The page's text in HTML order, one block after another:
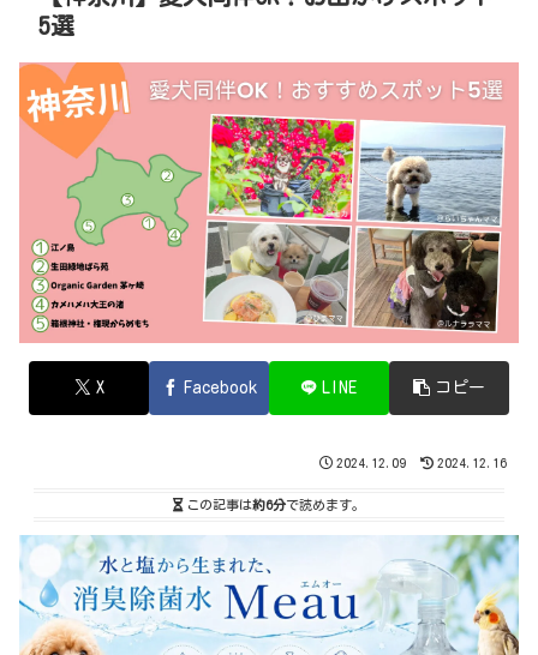
5選
X Facebook LINE コピー
2024.12.09 2024.12.16
この記事は約6分で読めます。